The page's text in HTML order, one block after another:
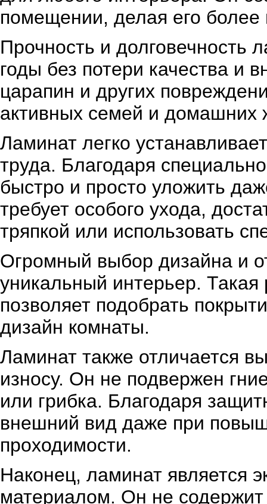
помещении, делая его
Прочность и долговечность
годы без потери качества и
царапин и других
активных семей и домашних
Ламинат легко
труда. Благодаря
быстро и просто уложить
требует особого ухода,
тряпкой или использовать
Огромный выбор дизайна и
уникальный интерьер. Такая
позволяет подобрать
дизайн комнаты.
Ламинат также отличается
износу. Он не подвержен
или грибка. Благодаря
внешний вид даже при
проходимости.
Наконец, ламинат является
материалом. Он не